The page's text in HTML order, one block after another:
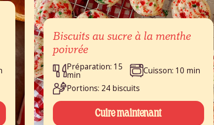
Biscuits au sucre à la menthe
poivrée
Préparation: 15
min
Cuisson: 10 min
Portions: 24 biscuits
Cuire maintenant